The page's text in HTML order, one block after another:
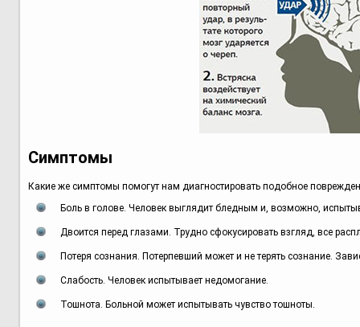
Симптомы
Какие же симптомы помогут нам диагностировать подобное
Боль в голове. Человек выглядит бледным и, возможно,
Двоится перед глазами. Трудно сфокусировать взгляд, все
Потеря сознания. Потерпевший может и не терять сознание.
Слабость. Человек испытывает недомогание.
Тошнота. Больной может испытывать чувство тошноты.